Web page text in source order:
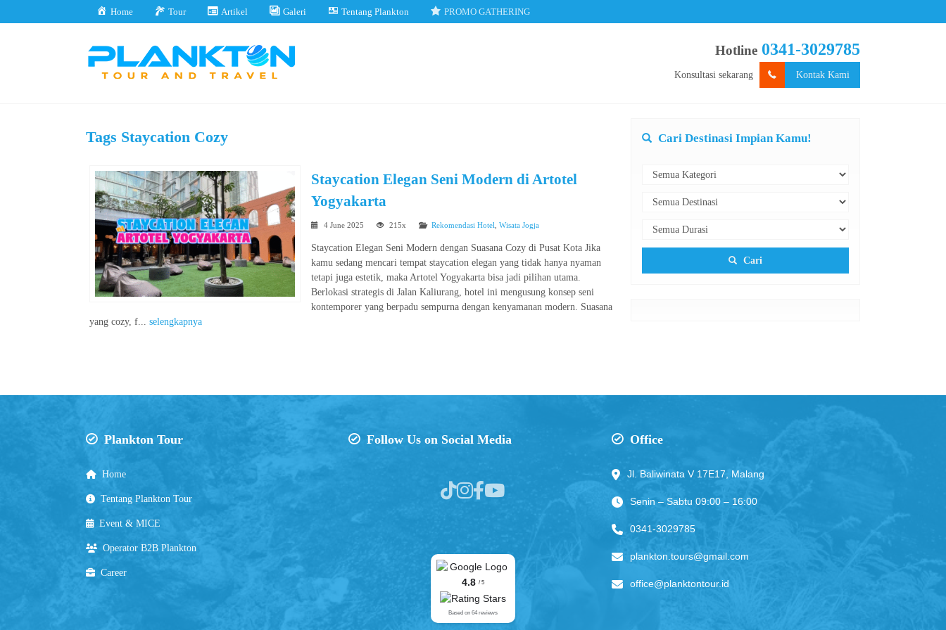
Home Tour Artikel Galeri Tentang Plankton PROMO GATHERING
Hotline 0341-3029785
Konsultasi sekarang Kontak Kami
Tags Staycation Cozy
Staycation Elegan Seni Modern di Artotel
Yogyakarta
4 June 2025 215x Rekomendasi Hotel Wisata Jogja
Staycation Elegan Seni Modern dengan Suasana Cozy di Pusat Kota Jika
kamu sedang mencari tempat staycation elegan yang tidak hanya nyaman
tetapi juga estetik, maka Artotel Yogyakarta bisa jadi pilihan utama.
Berlokasi strategis di Jalan Kaliurang, hotel ini mengusung konsep seni
kontemporer yang berpadu sempurna dengan kenyamanan modern. Suasana
yang cozy, f... selengkapnya
Cari Destinasi Impian Kamu!
Cari
Plankton Tour
Home
Tentang Plankton Tour
Event & MICE
Operator B2B Plankton
Career
Follow Us on Social Media
4.8 / 5
Based on 64 reviews
Office
Jl. Baliwinata V 17E17, Malang
Senin – Sabtu 09:00 – 16:00
0341-3029785
plankton.tours@gmail.com
office@planktontour.id